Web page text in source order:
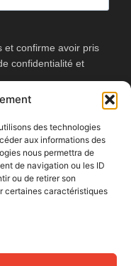
des technologies
aux informations des
nous permettra de
de navigation ou les ID
ou de retirer son
certaines caractéristiques
et confirme avoir pris
confidentialité et
en cliquant sur le lien
des
proposés.